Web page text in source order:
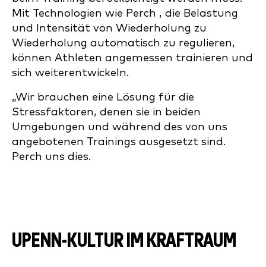
Mit Technologien wie Perch , die Belastung
und Intensität von Wiederholung zu
Wiederholung automatisch zu regulieren,
können Athleten angemessen trainieren und
sich weiterentwickeln.
„Wir brauchen eine Lösung für die
Stressfaktoren, denen sie in beiden
Umgebungen und während des von uns
angebotenen Trainings ausgesetzt sind.
Perch uns dies.
UPENN-KULTUR IM KRAFTRAUM